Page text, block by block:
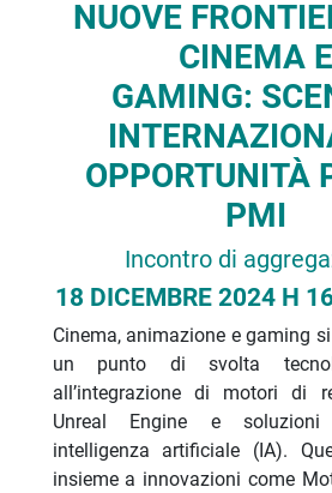
Descrizione
NUOVE
CINEMA E
GAMING:
OPPORTUNITÀ
PMI
Incontro di
18 DICEMBRE 2024 H
Cinema, animazione e gaming
un punto di svolta
all’integrazione di motori di
Unreal Engine e
intelligenza artificiale (IA).
insieme a innovazioni come